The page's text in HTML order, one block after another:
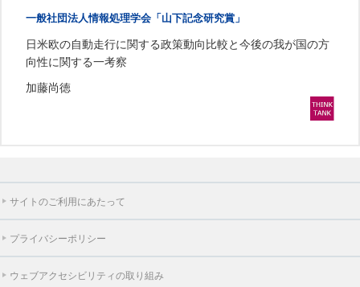
一般社団法人情報処理学会「山下記念研究賞」
日米欧の自動走行に関する政策動向比較と今後の我が国の方
向性に関する一考察
加藤尚徳
サイトのご利用にあたって
プライバシーポリシー
ウェブアクセシビリティの取り組み